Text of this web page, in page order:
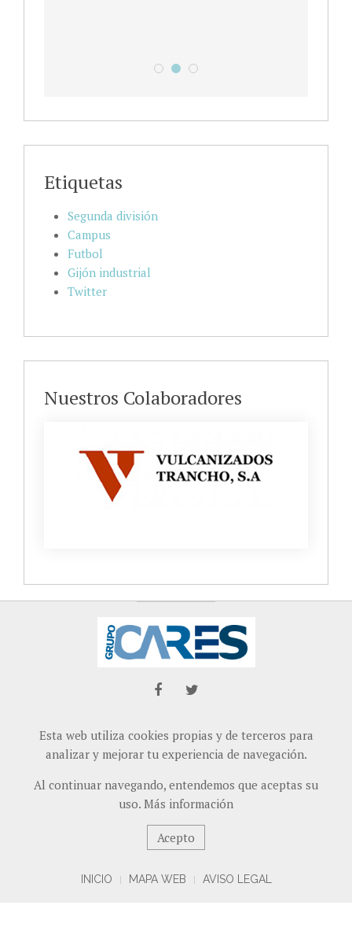
Campus de Verano en Laviada
Ven a pasarlo de miedooooooo
IX Campus Deportivo Gijón
Etiquetas
Segunda división
Campus
Futbol
Gijón industrial
Twitter
Nuestros Colaboradores
Esta web utiliza cookies propias y de terceros para
analizar y mejorar tu experiencia de navegación.
Al continuar navegando, entendemos que aceptas su
uso. Más información
Acepto
INICIO MAPA WEB AVISO LEGAL